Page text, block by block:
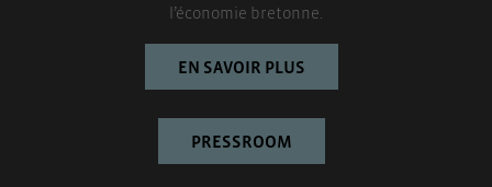
l’économie bretonne.
EN SAVOIR PLUS
PRESSROOM